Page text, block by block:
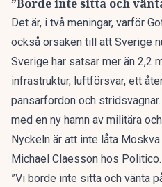
”Borde inte sitta och
Det är, i två meningar, varför
också orsaken till att Sverige
Sverige har satsar mer än 2,2
infrastruktur, luftförsvar, ett
pansarfordon och
med en ny hamn av militära
Nyckeln är att inte låta
Michael Claesson hos Politico.
”Vi borde inte sitta och vänta